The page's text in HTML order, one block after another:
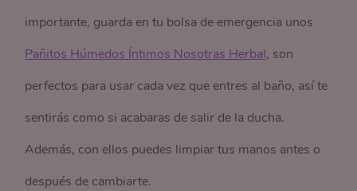
importante, guarda en tu bolsa de emergencia unos
Pañitos Húmedos Íntimos Nosotras Herbal, son
perfectos para usar cada vez que entres al baño, así te
sentirás como si acabaras de salir de la ducha.
Además, con ellos puedes limpiar tus manos antes o
después de cambiarte.